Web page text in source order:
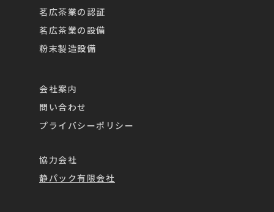
茗広茶業の認証
茗広茶業の設備
粉末製造設備
会社案内
問い合わせ
プライバシーポリシー
協力会社
静パック有限会社